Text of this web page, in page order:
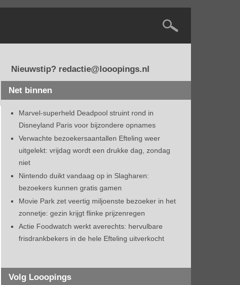
Nieuwstip? redactie@looopings.nl
Net binnen
Marvel-superheld Deadpool struint rond in
Disneyland Paris voor bijzondere opnames
Verwachte bezoekersaantallen Efteling weer
uitgelekt: vrijdag wordt een drukke dag, zondag
niet
Nintendo duikt vandaag op in Slagharen:
bezoekers kunnen gratis gamen
Movie Park zet veertig miljoenste bezoeker in het
zonnetje: gezin krijgt flinke prijzenregen
Actie Foodwatch werkt averechts: hervulbare
frisdrankbekers in de hele Efteling uitverkocht
Volg Looopings